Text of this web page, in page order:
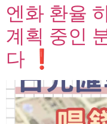
엔화 환율
계획 중인
다 ❗️